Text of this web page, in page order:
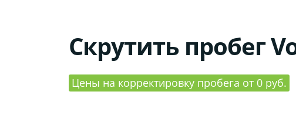
Скрутить пробег
Цены на корректировку пробега от 0 руб.